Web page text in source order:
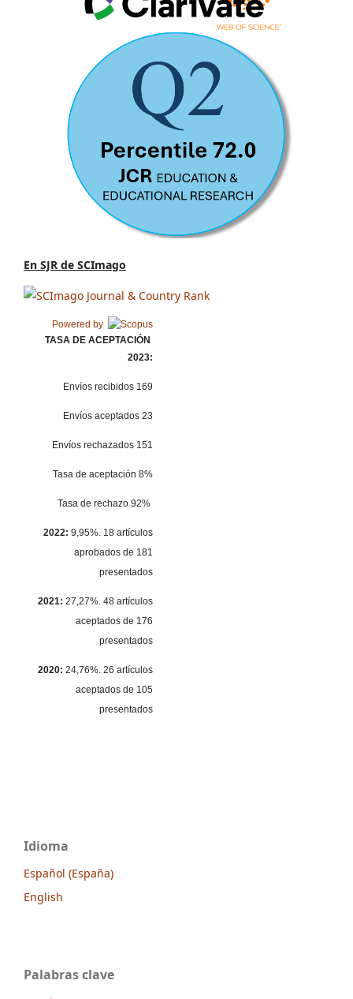
En SJR de SCImago
Powered by
TASA DE ACEPTACIÓN
2023:
Envíos recibidos 169
Envíos aceptados 23
Envíos rechazados 151
Tasa de aceptación 8%
Tasa de rechazo 92%
2022: 9,95%. 18 artículos
aprobados de 181
presentados
2021: 27,27%. 48 artículos
aceptados de 176
presentados
2020: 24,76%. 26 artículos
aceptados de 105
presentados
Idioma
Español (España)
English
Palabras clave